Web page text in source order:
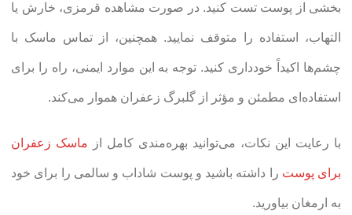
بخشی از پوست تست کنید. در صورت مشاهده قرمزی، خارش یا
التهاب، استفاده را متوقف نمایید. همچنین، از تماس ماسک با
چشم‌ها اکیداً خودداری کنید. توجه به این موارد ایمنی، راه را برای
استفاده‌ای مطمئن و مؤثر از گلبرگ زعفران هموار می‌کند.
با رعایت این نکات، می‌توانید بهره‌مندی کامل از ماسک زعفران
برای پوست را داشته باشید و پوست شاداب و سالمی را برای خود
به ارمغان بیاورید.